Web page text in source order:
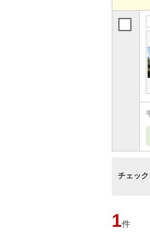
チェッ
1件